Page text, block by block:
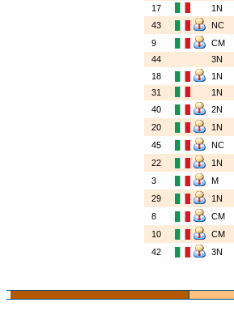
17
1N
43
NC
9
CM
44
3N
18
1N
31
1N
40
2N
20
1N
45
NC
22
1N
3
M
29
1N
8
CM
10
CM
42
3N